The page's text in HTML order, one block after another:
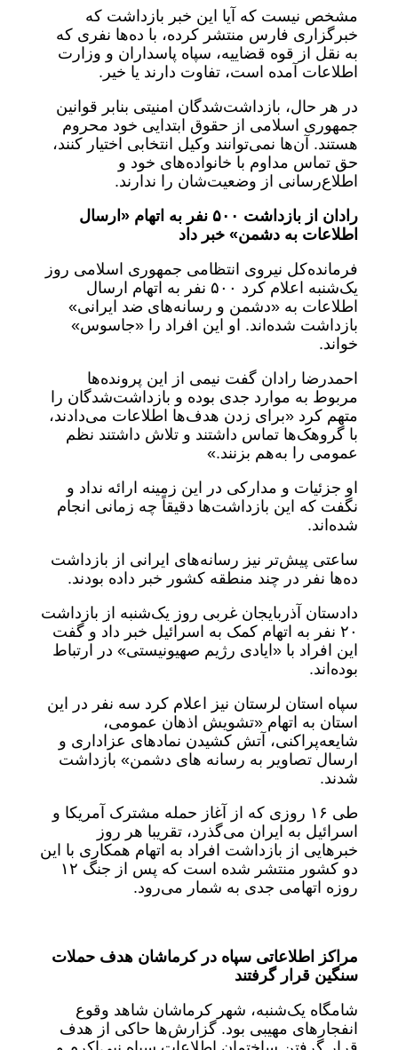
مشخص نیست که آیا این خبر بازداشت که
خبرگزاری فارس منتشر کرده، با ده‌ها نفری که
به نقل از قوه قضاییه، سپاه پاسداران و وزارت
اطلاعات آمده است، تفاوت دارند یا خیر.
در هر حال، بازداشت‌شدگان امنیتی بنابر قوانین
جمهوری اسلامی از حقوق ابتدایی خود محروم
هستند. آن‌ها نمی‌توانند وکیل انتخابی اختیار کنند،
حق تماس مداوم با خانواده‌های خود و
اطلاع‌رسانی از وضعیت‌شان را ندارند.
رادان از بازداشت ۵۰۰ نفر به اتهام «ارسال
اطلاعات به دشمن» خبر داد
فرمانده‌کل نیروی انتظامی جمهوری اسلامی روز
یک‌شنبه اعلام کرد ۵۰۰ نفر به اتهام ارسال
اطلاعات به «دشمن و رسانه‌های ضد ایرانی»
بازداشت شده‌اند. او این افراد را «جاسوس»
خواند.
احمدرضا رادان گفت نیمی از این پرونده‌ها
مربوط به موارد جدی بوده و بازداشت‌شدگان را
متهم کرد «برای زدن هدف‌ها اطلاعات می‌دادند،
با گروهک‌ها تماس داشتند و تلاش داشتند نظم
عمومی را به‌هم بزنند.»
او جزئیات و مدارکی در این زمینه ارائه نداد و
نگفت که این بازداشت‌ها دقیقاً چه زمانی انجام
شده‌اند.
ساعتی پیش‌تر نیز رسانه‌های ایرانی از بازداشت
ده‌ها نفر در چند منطقه کشور خبر داده بودند.
دادستان آذربایجان غربی روز یک‌شنبه از بازداشت
۲۰ نفر به اتهام کمک به اسرائیل خبر داد و گفت
این افراد با «ایادی رژیم صهیونیستی» در ارتباط
بوده‌اند.
سپاه استان لرستان نیز اعلام کرد سه نفر در این
استان به اتهام «تشویش اذهان عمومی،
شایعه‌پراکنی، آتش کشیدن نمادهای عزاداری و
ارسال تصاویر به رسانه های دشمن» بازداشت
شدند.
طی ۱۶ روزی که از آغاز حمله مشترک آمریکا و
اسرائیل به ایران می‌گذرد، تقریبا هر روز
خبرهایی از بازداشت افراد به اتهام همکاری با این
دو کشور منتشر شده است که پس از جنگ ۱۲
روزه اتهامی جدی به شمار می‌رود.
مراکز اطلاعاتی سپاه در کرماشان هدف حملات
سنگین قرار گرفتند
شامگاه یک‌شنبه، شهر کرماشان شاهد وقوع
انفجارهای مهیبی بود. گزارش‌ها حاکی از هدف